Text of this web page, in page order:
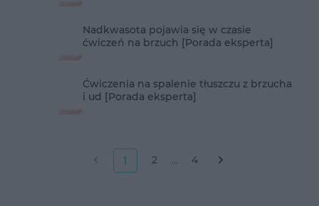
Nadkwasota pojawia się w czasie
ćwiczeń na brzuch [Porada eksperta]
Ćwiczenia na spalenie tłuszczu z brzucha
i ud [Porada eksperta]
1 2 ... 4